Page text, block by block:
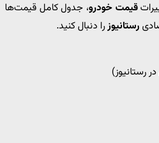
قیمت خودرو، جدول کامل قیمت‌ها
رستانیوزرا دنبال کنید.
رستانیوز)